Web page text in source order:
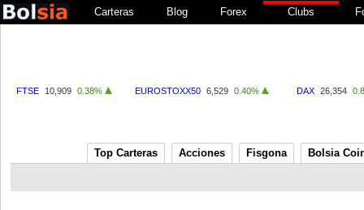
Carteras Blog Forex Clubs
FTSE 10,909 0.38% EUROSTOXX50 6,529 0.40% DAX 26,354
Top Carteras Acciones Fisgona Bolsia